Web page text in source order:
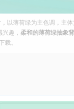
以薄荷绿为主色调，主
趣， 柔和的薄荷绿抽象
载。